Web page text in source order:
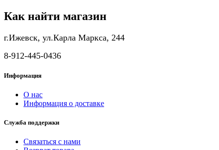
Как найти магазин
г.Ижевск, ул.Карла Маркса, 244
8-912-445-0436
Информация
О нас
Информация о доставке
Служба поддержки
Связаться с нами